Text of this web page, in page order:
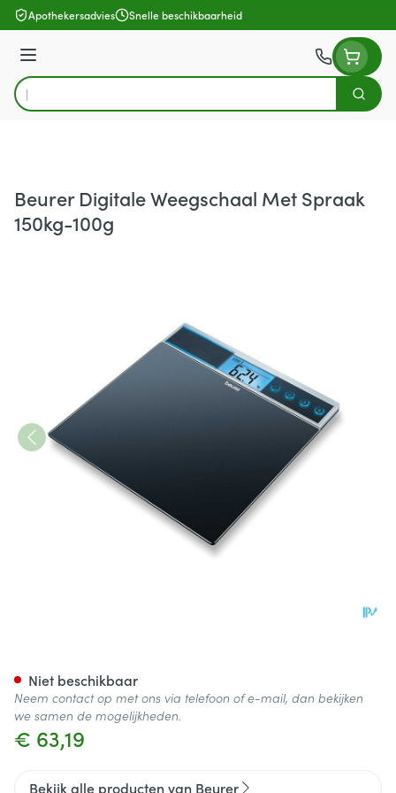
Ga naar de inhoud
Apothekersadvies Snelle beschikbaarheid
Menu
Product, merk, categorie...
Zoek
Beurer Digitale Weegschaal Met Spraak
150kg-100g
€ 63,19
Niet beschikbaar
Neem contact op met ons via telefoon of e-mail, dan bekijken
we samen de mogelijkheden.
Bekijk alle producten van Beurer